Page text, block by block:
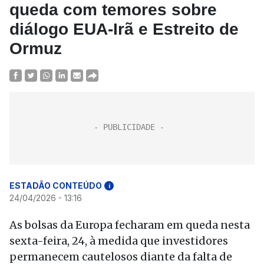
queda com temores sobre
diálogo EUA-Irã e Estreito de
Ormuz
ESTADÃO CONTEÚDO i
24/04/2026 - 13:16
As bolsas da Europa fecharam em queda nesta
sexta-feira, 24, à medida que investidores
permanecem cautelosos diante da falta de